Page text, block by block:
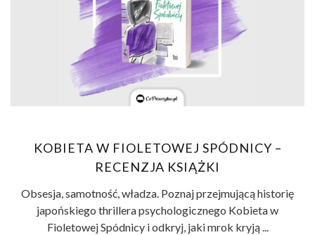
KOBIETA W FIOLETOWEJ SPÓDNICY –
RECENZJA KSIĄŻKI
Obsesja, samotność, władza. Poznaj przejmującą historię
japońskiego thrillera psychologicznego Kobieta w
Fioletowej Spódnicy i odkryj, jaki mrok kryją ...